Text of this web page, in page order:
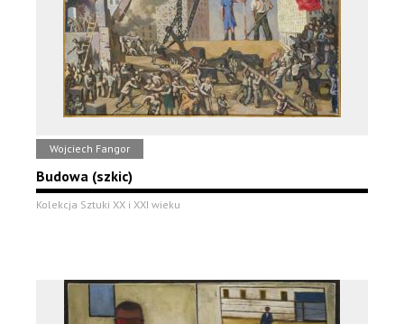
Wojciech Fangor
Budowa (szkic)
Kolekcja Sztuki XX i XXI wieku